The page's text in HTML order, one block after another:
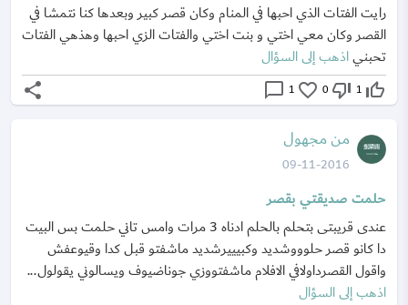
رايت الفتات الذي احبها في المنام وكان قصر كبير وبعدها كنا نتمشا في
القصر وكان معي اختي و بنت اختي والفتات الزي احبها وهذهي الفتات
تحبنياذهب إلى السؤال
thumb_up_off_alt
1
thumb_down_off_alt
0
favorite_border
1
chat_bubble_outline
share
من مجهول
09-11-2016
حلمت صديقتي بقصر
عندى قريبتى بتحلم بالحلم ادناه 3 مرات وامس تاني حلمت بس البيت
دا كانو قصر حلوووشديد وكبيييرشديد ماشفتو قبل كدا وقيوعفش
واقول القصرداولافي الافلام ماشفتووزي جوناضيوف ويسالوني يقولول...
اذهب إلى السؤال